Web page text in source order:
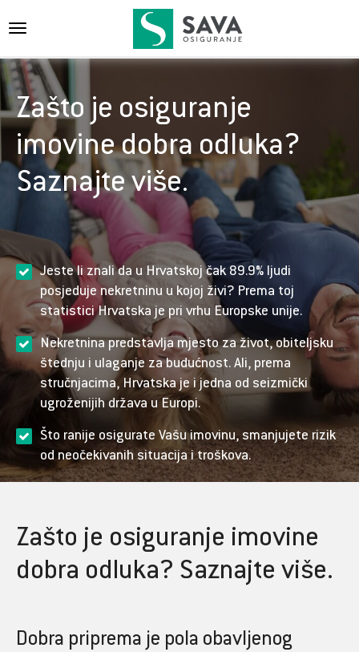
{{navigation}}
Zašto je osiguranje
imovine dobra odluka?
Saznajte više.
Jeste li znali da u Hrvatskoj čak 89.9% ljudi
posjeduje nekretninu u kojoj živi? Prema toj
statistici Hrvatska je pri vrhu Europske unije.
Nekretnina predstavlja mjesto za život, obiteljsku
štednju i ulaganje za budućnost. Ali, prema
stručnjacima, Hrvatska je i jedna od seizmički
ugroženijih država u Europi.
Što ranije osigurate Vašu imovinu, smanjujete rizik
od neočekivanih situacija i troškova.
Zašto je osiguranje imovine
dobra odluka? Saznajte više.
Dobra priprema je pola obavljenog